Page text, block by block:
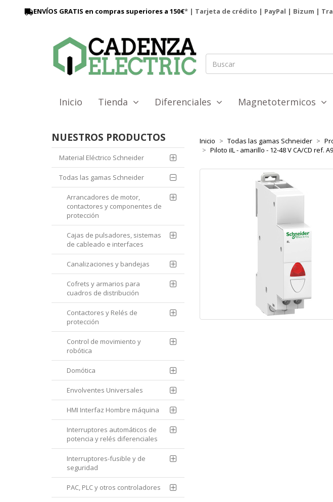
ENVÍOS GRATIS en compras superiores a 150€* | Tarjeta de crédito | PayPal | Bizum |
Inicio Tienda Diferenciales Magnetotermicos
Inicio Todas las gamas Schneider
Piloto iIL - amarillo - 12-48 V CA/CD ref.
NUESTROS PRODUCTOS
Material Eléctrico Schneider
Todas las gamas Schneider
Arrancadores de motor,
contactores y componentes de
protección
Cajas de pulsadores, sistemas
de cableado e interfaces
Canalizaciones y bandejas
Cofrets y armarios para
cuadros de distribución
Contactores y Relés de
protección
Control de movimiento y
robótica
Domótica
Envolventes Universales
HMI Interfaz Hombre máquina
Interruptores automáticos de
potencia y relés diferenciales
Interruptores-fusible y de
seguridad
PAC, PLC y otros controladores